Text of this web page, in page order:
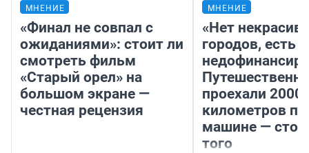
МНЕНИЕ
«Финал не совпал с
ожиданиями»: стоит ли
смотреть фильм
«Старый орел» на
большом экране —
честная рецензия
МНЕНИЕ
«Нет
городов, есть
проехали 2000
километров по
машине —
того